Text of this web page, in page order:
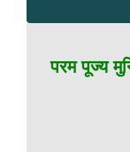
परम पूज्य